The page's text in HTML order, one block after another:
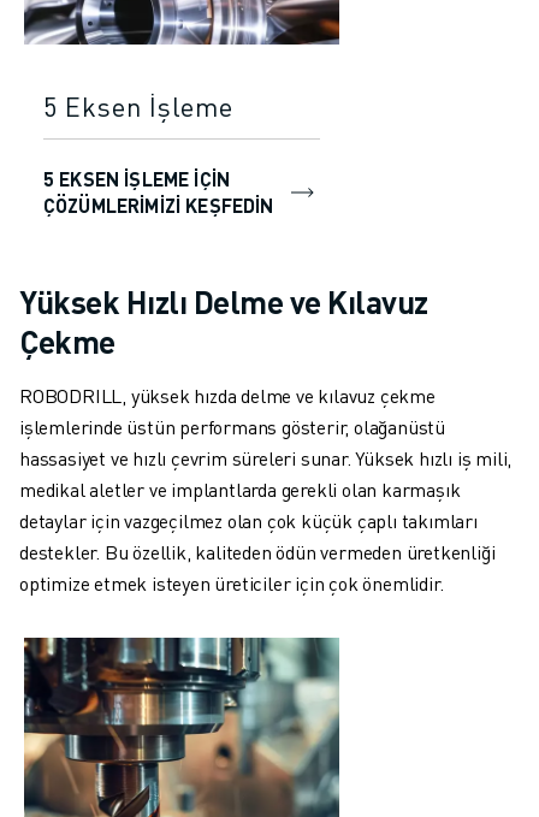
5 Eksen İşleme
5 EKSEN IŞLEME IÇIN
ÇÖZÜMLERIMIZI KEŞFEDIN
Yüksek Hızlı Delme ve Kılavuz
Çekme
ROBODRILL, yüksek hızda delme ve kılavuz çekme
işlemlerinde üstün performans gösterir, olağanüstü
hassasiyet ve hızlı çevrim süreleri sunar. Yüksek hızlı iş mili,
medikal aletler ve implantlarda gerekli olan karmaşık
detaylar için vazgeçilmez olan çok küçük çaplı takımları
destekler. Bu özellik, kaliteden ödün vermeden üretkenliği
optimize etmek isteyen üreticiler için çok önemlidir.